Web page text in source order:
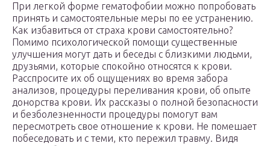
При легкой форме гематофобии можно попробовать
принять и самостоятельные меры по ее устранению.
Как избавиться от страха крови самостоятельно?
Помимо психологической помощи существенные
улучшения могут дать и беседы с близкими людьми,
друзьями, которые спокойно относятся к крови.
Расспросите их об ощущениях во время забора
анализов, процедуры переливания крови, об опыте
донорства крови. Их рассказы о полной безопасности
и безболезненности процедуры помогут вам
пересмотреть свое отношение к крови. Не помешает
побеседовать и с теми, кто пережил травму. Видя